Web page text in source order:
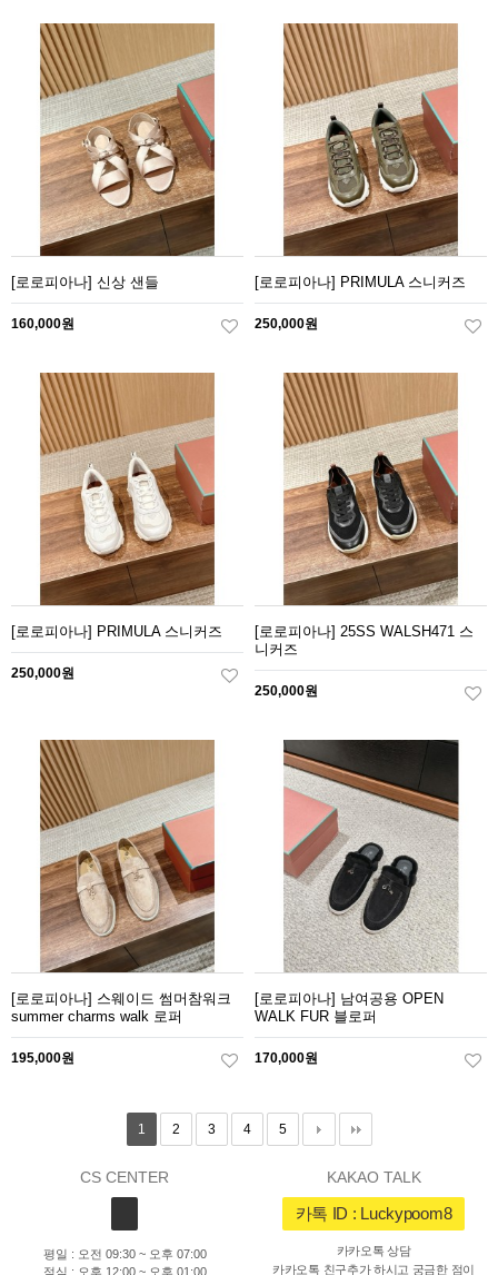
[로로피아나] 신상 샌들
160,000원
[로로피아나] PRIMULA 스니커즈
250,000원
[로로피아나] PRIMULA 스니커즈
250,000원
[로로피아나] 25SS WALSH471 스
니커즈
250,000원
[로로피아나] 스웨이드 썸머참워크
summer charms walk 로퍼
195,000원
[로로피아나] 남여공용 OPEN
WALK FUR 블로퍼
170,000원
1 2 3 4 5
CS CENTER
평일 : 오전 09:30 ~ 오후 07:00
점심 : 오후 12:00 ~ 오후 01:00
KAKAO TALK
카톡 ID : Luckypoom8
카카오톡 상담
카카오톡 친구추가 하시고 궁금한 점이